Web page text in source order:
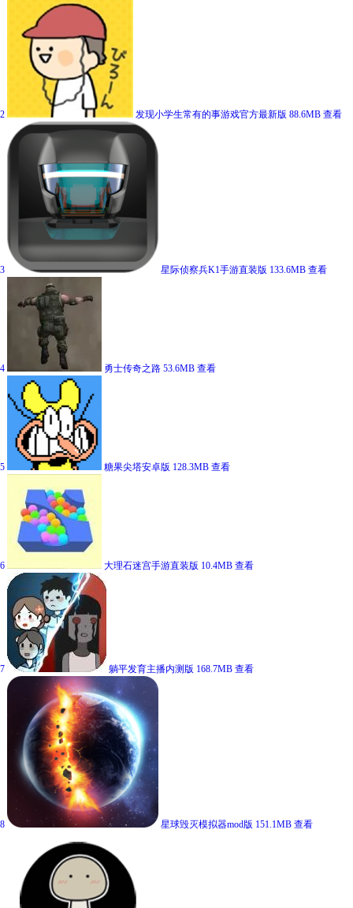
2 发现小学生常有的事游戏官方最新版 88.6MB 查看
3 星际侦察兵K1手游直装版 133.6MB 查看
4 勇士传奇之路 53.6MB 查看
5 糖果尖塔安卓版 128.3MB 查看
6 大理石迷宫手游直装版 10.4MB 查看
7 躺平发育主播内测版 168.7MB 查看
8 星球毁灭模拟器mod版 151.1MB 查看